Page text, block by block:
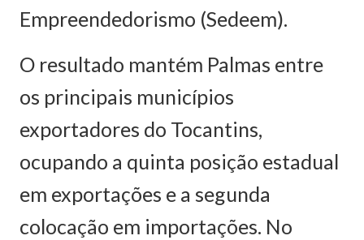
Empreendedorismo (Sedeem).
O resultado mantém Palmas entre
os principais municípios
exportadores do Tocantins,
ocupando a quinta posição estadual
em exportações e a segunda
colocação em importações. No